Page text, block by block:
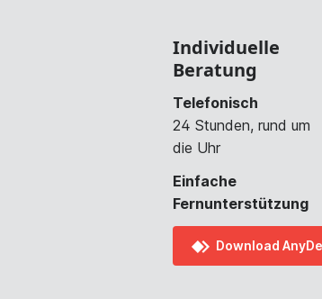
Individuelle
Beratung
Telefonisch
24 Stunden, rund um
die Uhr
Einfache
Fernunterstützung
Download